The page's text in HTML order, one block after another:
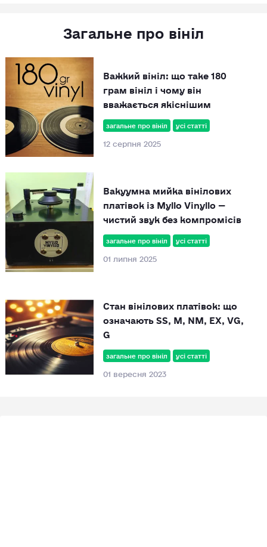
Загальне про вініл
загальне про вініл усі статті
12 серпня 2025
Важкий вініл: що таке 180
грам вініл і чому він
вважається якіснішим
загальне про вініл усі статті
01 липня 2025
Вакуумна мийка вінілових
платівок із Myllo Vinyllo —
чистий звук без компромісів
загальне про вініл усі статті
01 вересня 2023
Стан вінілових платівок: що
означають SS, M, NM, EX, VG,
G